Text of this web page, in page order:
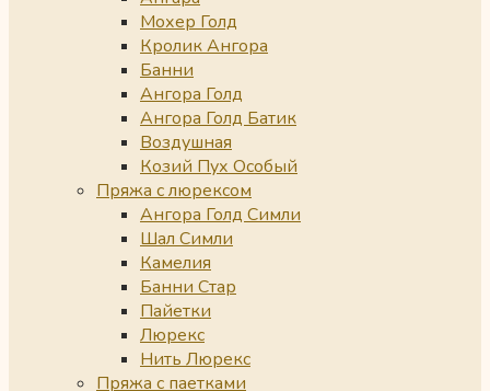
Мохер Голд
Кролик Ангора
Банни
Ангора Голд
Ангора Голд Батик
Воздушная
Козий Пух Особый
Пряжа с люрексом
Ангора Голд Симли
Шал Симли
Камелия
Банни Стар
Пайетки
Люрекс
Нить Люрекс
Пряжа с паетками